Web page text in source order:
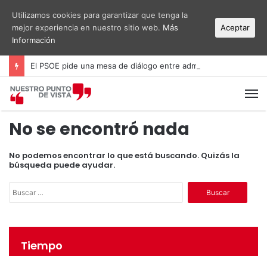
No se encontró nada
No podemos encontrar lo que está buscando. Quizás la
búsqueda puede ayudar.
c
Tiempo
Utilizamos cookies para garantizar que tenga la
mejor experiencia en nuestro sitio web. Más
Información
Aceptar